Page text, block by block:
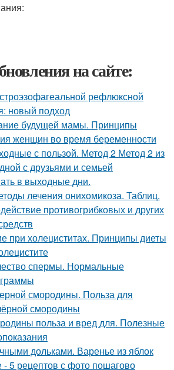
на сайте:
рефлюксной
новый подход
будущей мамы. Принципы
женщин во время беременности
с пользой. Метод 2 Метод 2 из
с друзьями и семьей
в выходные дни.
лечения онихомикоза. Таблиц.
противогрибковых и других
при холециститах. Принципы диеты
спермы. Нормальные
смородины. Польза для
смородины
польза и вред для. Полезные
дольками. Варенье из яблок
- 5 рецептов с фото пошагово